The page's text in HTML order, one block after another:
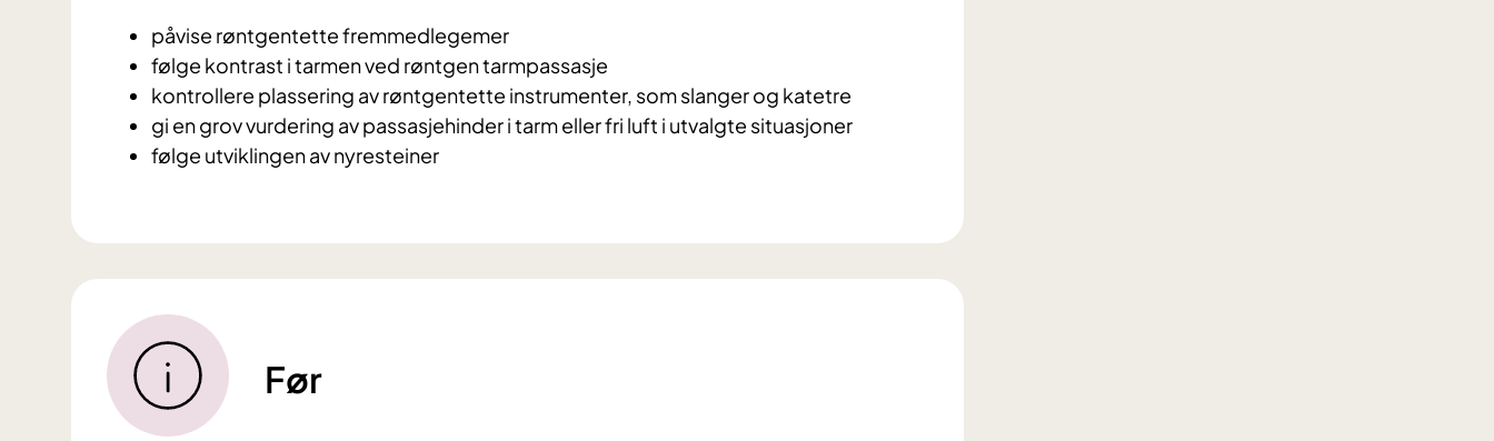
påvise røntgentette fremmedlegemer
følge kontrast i tarmen ved røntgen tarmpassasje
kontrollere plassering av røntgentette instrumenter, som slanger og katetre
gi en grov vurdering av passasjehinder i tarm eller fri luft i utvalgte situasjoner
følge utviklingen av nyresteiner
Før